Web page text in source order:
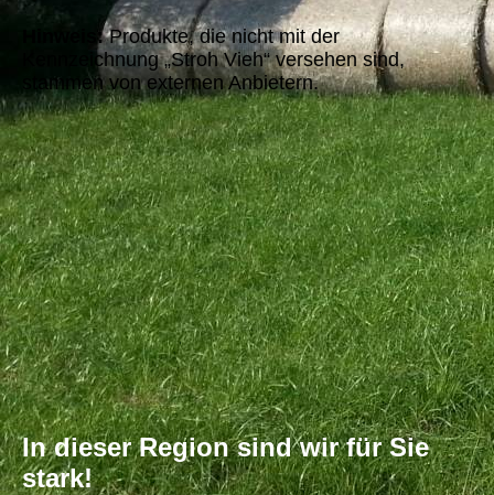
Hinweis:Produkte, die nicht mit der
Kennzeichnung „Stroh Vieh“ versehen sind,
stammen von externen Anbietern.
In dieser Region sind wir für Sie
stark!